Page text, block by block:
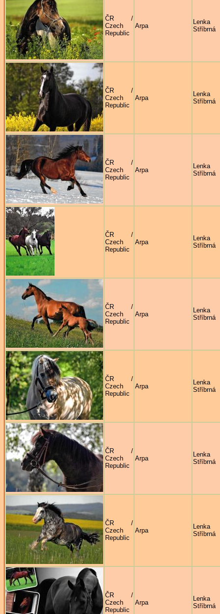
ČR /
Czech
Republic
Arpa
Lenka
Stříbrná
ČR /
Czech
Republic
Arpa
Lenka
Stříbrná
ČR /
Czech
Republic
Arpa
Lenka
Stříbrná
ČR /
Czech
Republic
Arpa
Lenka
Stříbrná
ČR /
Czech
Republic
Arpa
Lenka
Stříbrná
ČR /
Czech
Republic
Arpa
Lenka
Stříbrná
ČR /
Czech
Republic
Arpa
Lenka
Stříbrná
ČR /
Czech
Republic
Arpa
Lenka
Stříbrná
ČR /
Czech
Republic
Arpa
Lenka
Stříbrná